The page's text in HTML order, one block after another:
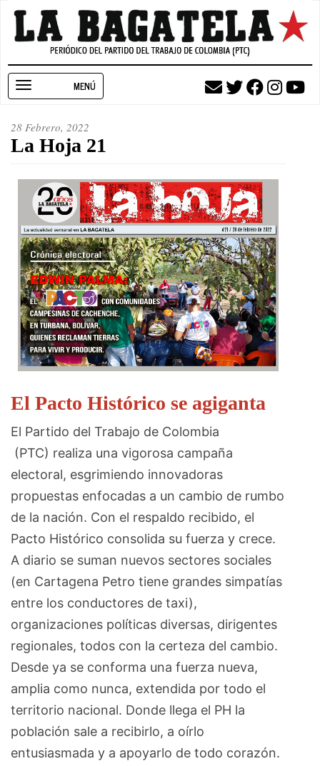
Pasar
contenido
navigation
28 Febrero, 2022
La Hoja 21
El Pacto Histórico se agiganta
El Partido del Trabajo de Colombia
(PTC) realiza una vigorosa campaña
electoral, esgrimiendo innovadoras
propuestas enfocadas a un cambio de rumbo
de la nación. Con el respaldo recibido, el
Pacto Histórico consolida su fuerza y crece.
A diario se suman nuevos sectores sociales
(en Cartagena Petro tiene grandes simpatías
entre los conductores de taxi),
organizaciones políticas diversas, dirigentes
regionales, todos con la certeza del cambio.
Desde ya se conforma una fuerza nueva,
amplia como nunca, extendida por todo el
territorio nacional. Donde llega el PH la
población sale a recibirlo, a oírlo
entusiasmada y a apoyarlo de todo corazón.